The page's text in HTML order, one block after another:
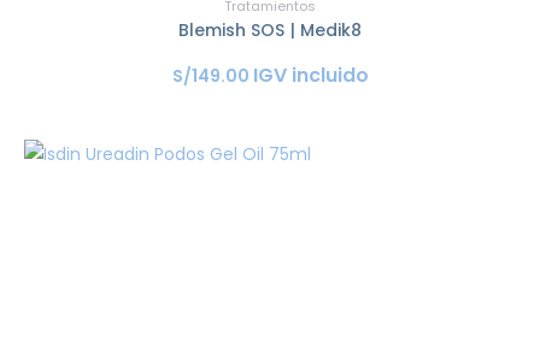
Tratamientos
Blemish SOS | Medik8
S/149.00 IGV incluido